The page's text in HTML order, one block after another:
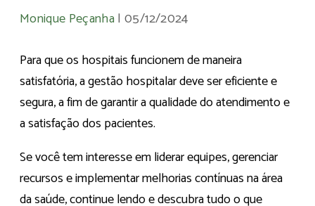
Monique Peçanha |05/12/2024
Para que os hospitais funcionem de maneira
satisfatória, a gestão hospitalar deve ser eficiente e
segura, a fim de garantir a qualidade do atendimento e
a satisfação dos pacientes.
Se você tem interesse em liderar equipes, gerenciar
recursos e implementar melhorias contínuas na área
da saúde, continue lendo e descubra tudo o que